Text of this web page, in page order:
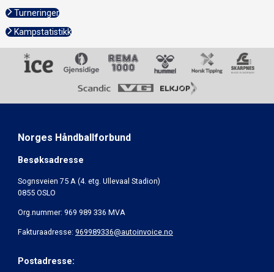
Turneringer
Kampstatistikk
Norges Håndballforbund
Besøksadresse
Sognsveien 75 A (4. etg. Ullevaal Stadion)
0855 OSLO
Org.nummer: 969 989 336 MVA
Fakturaadresse: 969989336@autoinvoice.no
Postadresse: